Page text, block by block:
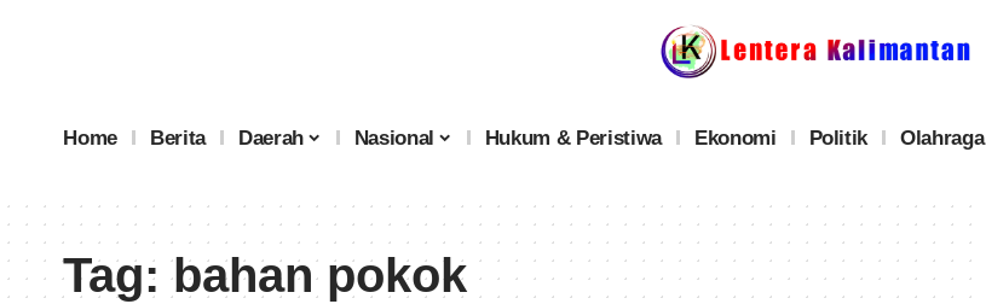
Home Berita Daerah Nasional Hukum & Peristiwa Ekonomi Politik Olahraga
Tag:bahan pokok